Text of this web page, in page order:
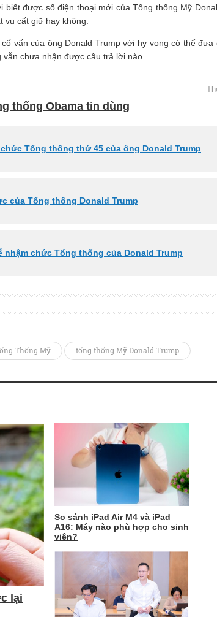
được số điện thoại mới của Tổng thống Mỹ
vụ cất giữ hay không.
vấn của ông Donald Trump với hy vọng có thể đưa
chưa nhận được câu trả lời nào.
thống Obama tin dùng
Tổng thống thứ 45 của ông Donald Trump
của Tổng thống Donald Trump
chức Tổng thống của Donald Trump
Thống Mỹ tổng thống Mỹ Donald Trump
lại
So sánh iPad Air M4 và iPad
A16: Máy nào phù hợp cho sinh
viên?